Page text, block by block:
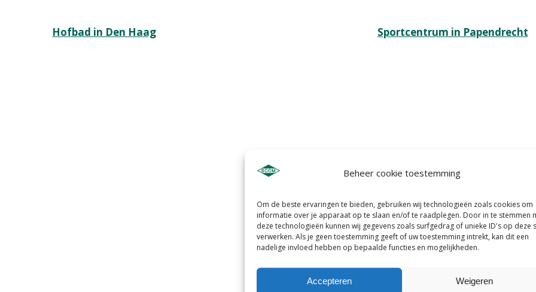
Beheer cookie toestemming
Om de beste ervaringen te bieden, gebruiken wij technologieën zoals cookies om
informatie over je apparaat op te slaan en/of te raadplegen. Door in te stemmen
deze technologieën kunnen wij gegevens zoals surfgedrag of unieke ID's op deze
verwerken. Als je geen toestemming geeft of uw toestemming intrekt, kan dit een
nadelige invloed hebben op bepaalde functies en mogelijkheden.
Accepteren Weigeren
Bericht
Hofbad in Den Haag Sportcentrum in Papendrecht